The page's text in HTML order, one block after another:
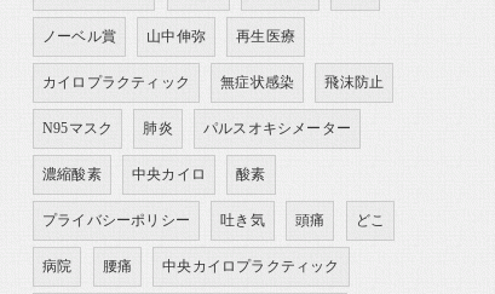
ノーベル賞 山中伸弥 再生医療
カイロプラクティック 無症状感染 飛沫防止
N95マスク 肺炎 パルスオキシメーター
濃縮酸素 中央カイロ 酸素
プライバシーポリシー 吐き気 頭痛 どこ
病院 腰痛 中央カイロプラクティック